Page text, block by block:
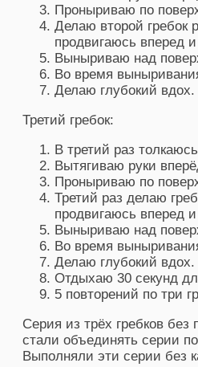
Проныриваю по
Делаю второй гребок
продвигаюсь вперед
Выныриваю над
Во время
Делаю глубокий вдох.
Третий гребок:
В третий раз
Вытягиваю руки
Проныриваю по
Третий раз делаю
продвигаюсь вперед
Выныриваю над
Во время
Делаю глубокий вдох.
Отдыхаю 30 секунд
5 повторений по три
Серия из трёх гребков
стали объединять серии
Выполняли эти серии без